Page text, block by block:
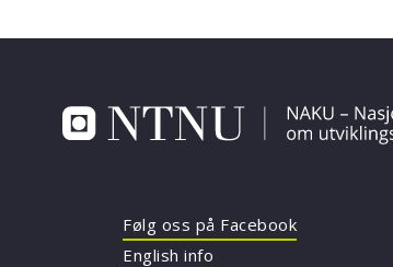
Følg oss på Facebook
English info